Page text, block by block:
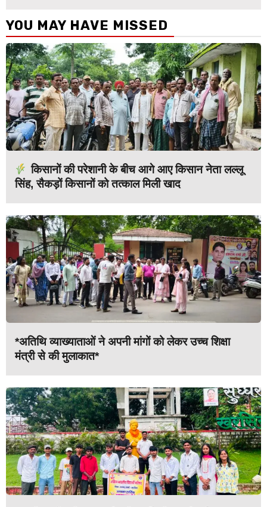
YOU MAY HAVE MISSED
किसानों की परेशानी के बीच आगे आए किसान नेता लल्लू
सिंह, सैकड़ों किसानों को तत्काल मिली खाद
*अतिथि व्याख्याताओं ने अपनी मांगों को लेकर उच्च शिक्षा
मंत्री से की मुलाकात*